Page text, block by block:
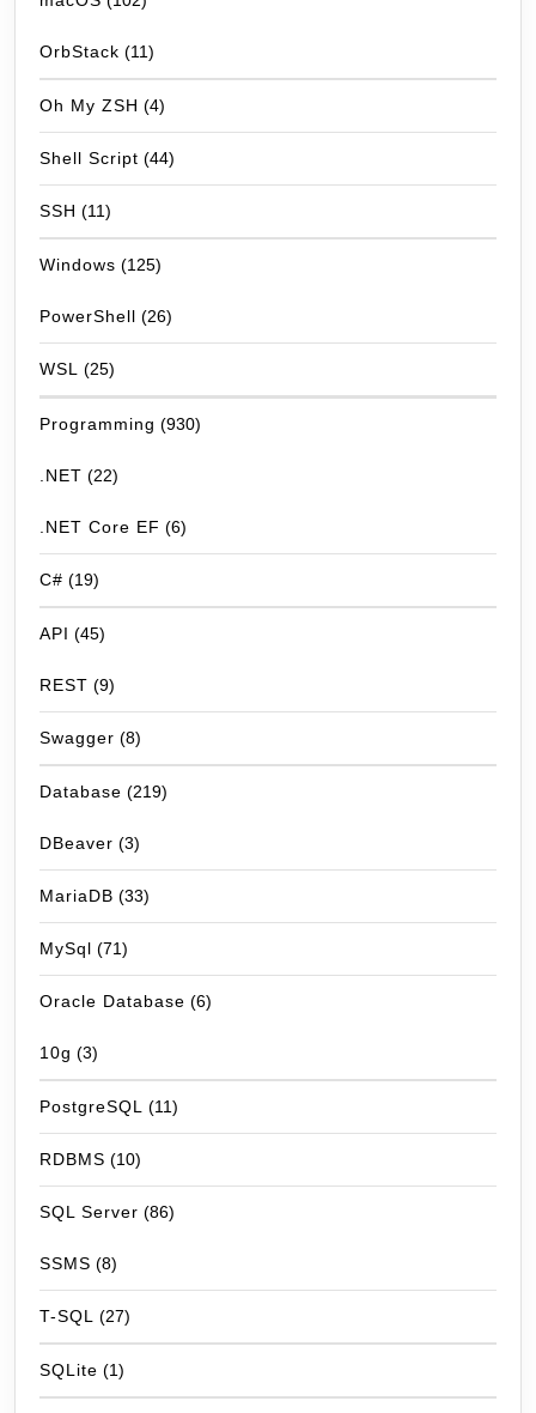
OrbStack (11)
Oh My ZSH (4)
Shell Script (44)
SSH (11)
Windows (125)
PowerShell (26)
WSL (25)
Programming (930)
.NET (22)
.NET Core EF (6)
C# (19)
API (45)
REST (9)
Swagger (8)
Database (219)
DBeaver (3)
MariaDB (33)
MySql (71)
Oracle Database (6)
10g (3)
PostgreSQL (11)
RDBMS (10)
SQL Server (86)
SSMS (8)
T-SQL (27)
SQLite (1)